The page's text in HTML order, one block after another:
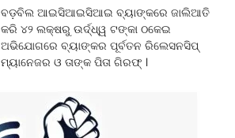
ବଡ଼ବିଲ ଆଇସିଆଇସିଆଇ ବ୍ୟାଙ୍କରେ ଜାଲିଆତି
କରି ୪୨ ଲକ୍ଷରୁ ଉର୍ଦ୍ଧ୍ୱ ଟଙ୍କା ଠକେଇ
ଅଭିଯୋଗରେ ବ୍ୟାଙ୍କର ପୂର୍ବତନ ରିଲେସନସିପ୍
ମ୍ୟାନେଜର ଓ ତାଙ୍କ ପିତା ଗିରଫ୍ ।